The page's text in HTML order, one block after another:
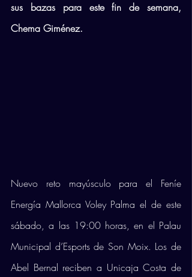
sus bazas para este fin de semana,
Chema Giménez.
Nuevo reto mayúsculo para el Feníe
Energía Mallorca Voley Palma el de este
sábado, a las 19:00 horas, en el Palau
Municipal d’Esports de Son Moix. Los de
Abel Bernal reciben a Unicaja Costa de